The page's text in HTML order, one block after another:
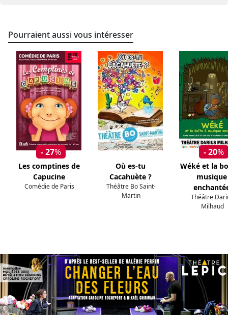
Pourraient aussi vous intéresser
- 27%
Les comptines de
Capucine
Comédie de Paris
Où es-tu
Cacahuète ?
Théâtre Bo Saint-
Martin
- 20%
Wéké et la
musique
Théâtre
Milhaud